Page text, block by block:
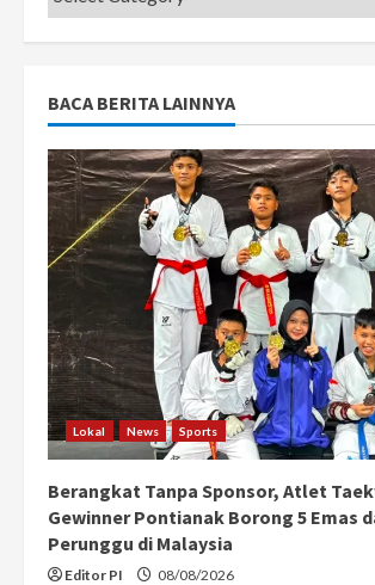
BACA BERITA LAINNYA
Lokal News Sports
Berangkat Tanpa Sponsor, Atlet
Gewinner Pontianak Borong 5 Emas
Perunggu di Malaysia
Editor PI 08/08/2026